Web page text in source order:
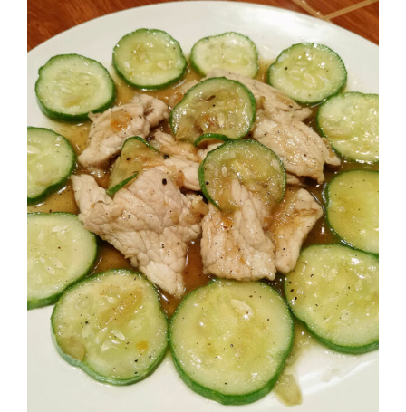
ชม
ที่สุด
ประจำ
ปี
2557
กิจกรรม
ชิง
รางวัล
กับ
สมาชิก
ENEWS
น้า
อ้วน